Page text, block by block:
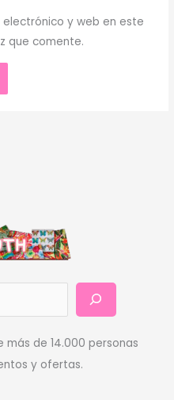
y web en este
que comente.
de 14.000 personas
y ofertas.